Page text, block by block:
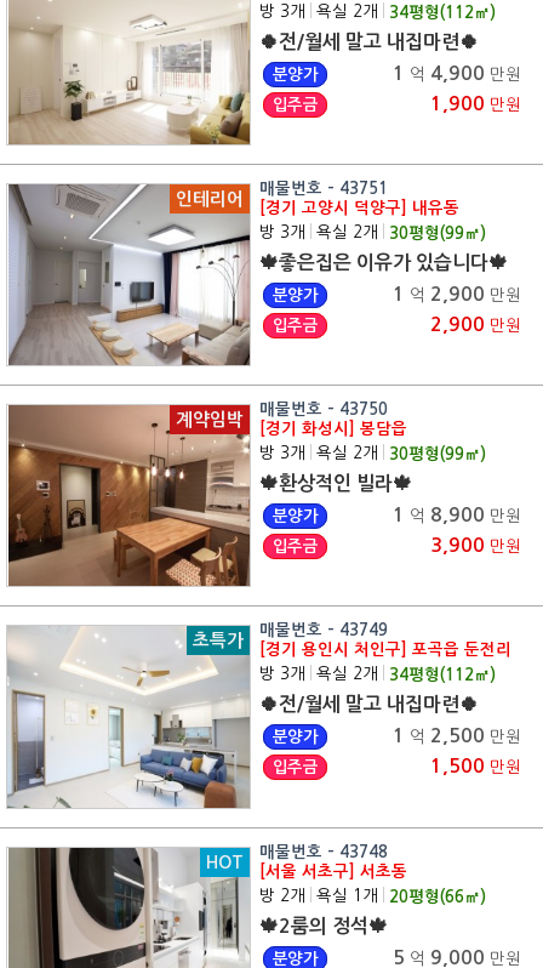
방 3개
욕실 2개 34평형(112 ㎡)
🍀전/월세 말고 내집마련🍀
분양가 1 억 4,900 만원
입주금
1,900 만원
인테리어
매물번호 - 43751
[경기 고양시 덕양구] 내유동
방 3개
욕실 2개 30평형(99㎡)
🍁좋은집은 이유가 있습니다🍁
분양가 1 억 2,900 만원
입주금
2,900 만원
계약임박
매물번호 - 43750
[경기 화성시] 봉담읍
방 3개
욕실 2개 30평형(99㎡)
🍁환상적인 빌라🍁
분양가 1 억 8,900 만원
입주금
3,900 만원
초특가
매물번호 - 43749
[경기 용인시 처인구] 포곡읍 둔전리
방 3개
욕실 2개 34평형(112 ㎡)
🍀전/월세 말고 내집마련🍀
분양가 1 억 2,500 만원
입주금
1,500 만원
HOT
매물번호 - 43748
[서울 서초구] 서초동
방 2개
욕실 1개 20평형(66㎡)
🍁2룸의 정석🍁
분양가 5 억 9,000 만원